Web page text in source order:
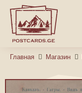
Главная Магазин